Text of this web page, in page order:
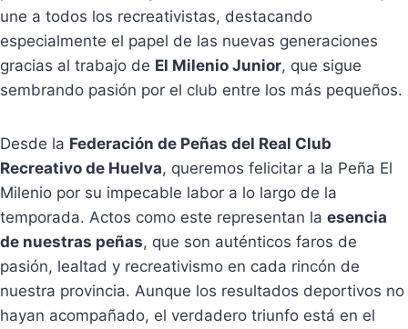
une a todos los recreativistas, destacando
especialmente el papel de las nuevas generaciones
gracias al trabajo de El Milenio Junior, que sigue
sembrando pasión por el club entre los más pequeños.
Desde la Federación de Peñas del Real Club
Recreativo de Huelva, queremos felicitar a la Peña El
Milenio por su impecable labor a lo largo de la
temporada. Actos como este representan la esencia
de nuestras peñas, que son auténticos faros de
pasión, lealtad y recreativismo en cada rincón de
nuestra provincia. Aunque los resultados deportivos no
hayan acompañado, el verdadero triunfo está en el